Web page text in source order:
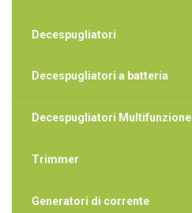
Decespugliatori
Decespugliatori a batteria
Decespugliatori Multifunzione
Trimmer
Generatori di corrente